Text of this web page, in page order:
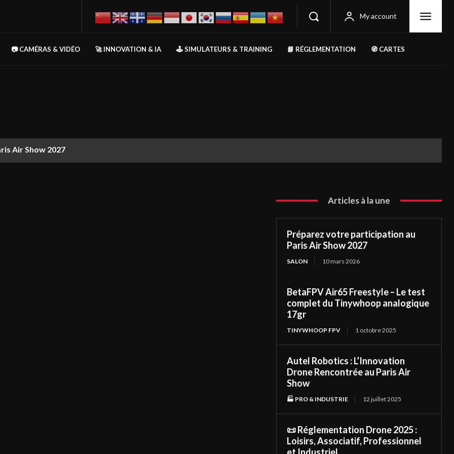
My account
📷 CAMÉRAS & VIDÉO 🚀 INNOVATION & IA 🕹️ SIMULATEURS & TRAINING 📘 RÉGLEMENTATION 🧭 CARTES
Air Show 2027
Articles à la une
Préparez votre participation au
Paris Air Show 2027
SALON 10 mars 2026
BetaFPV Air65 Freestyle – Le test
complet du Tinywhoop analogique
17gr
TINYWHOOP FPV 1 octobre 2025
Autel Robotics : L’Innovation
Drone Rencontrée au Paris Air
Show
🏭 PRO & INDUSTRIE 12 juillet 2025
📜 Réglementation Drone 2025 :
Loisirs, Associatif, Professionnel